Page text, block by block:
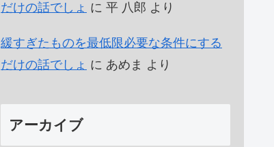
だけの話でしょ に 平 八郎 より
緩すぎたものを最低限必要な条件にする
だけの話でしょ に あめま より
アーカイブ